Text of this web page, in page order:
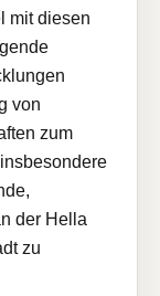
mit diesen
von
zum
der Hella
zu